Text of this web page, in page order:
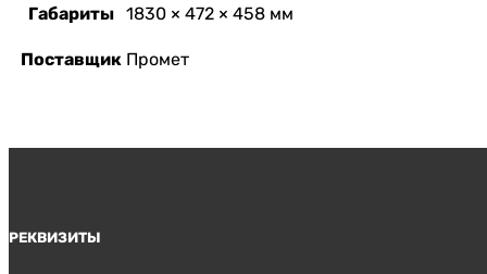
Габариты 1830 × 472 × 458 мм
Поставщик Промет
РЕКВИЗИТЫ